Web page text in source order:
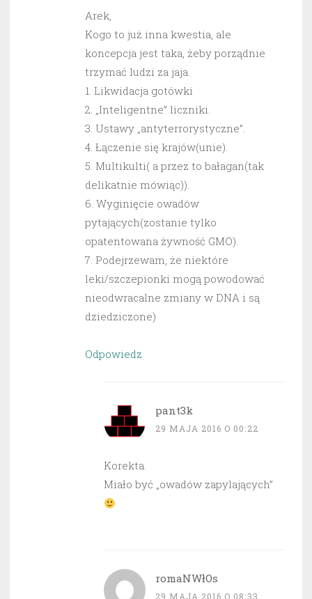
Arek,
Kogo to już inna kwestia, ale
koncepcja jest taka, żeby porządnie
trzymać ludzi za jaja.
1. Likwidacja gotówki
2. „Inteligentne” liczniki.
3. Ustawy „antyterrorystyczne”.
4. Łączenie się krajów(unie).
5. Multikulti( a przez to bałagan(tak
delikatnie mówiąc)).
6. Wyginięcie owadów
pytających(zostanie tylko
opatentowana żywność GMO).
7. Podejrzewam, że niektóre
leki/szczepionki mogą powodować
nieodwracalne zmiany w DNA i są
dziedziczone)
Odpowiedz
pant3k
29 MAJA 2016 O 00:22
Korekta.
Miało być „owadów zapylających”
romaNWłOs
29 MAJA 2016 O 08:33